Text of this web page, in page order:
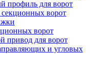
профиль для ворот
ворот
ворот
привод для ворот
и угловых